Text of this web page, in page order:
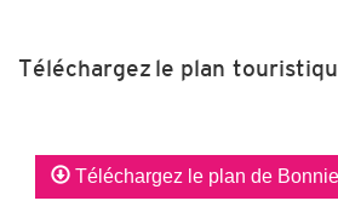
Téléchargez le plan
Téléchargez le plan de